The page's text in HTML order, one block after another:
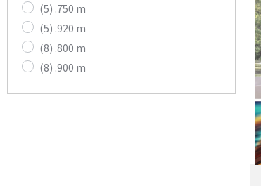
(5) .750 m
(5) .920 m
(8) .800 m
(8) .900 m